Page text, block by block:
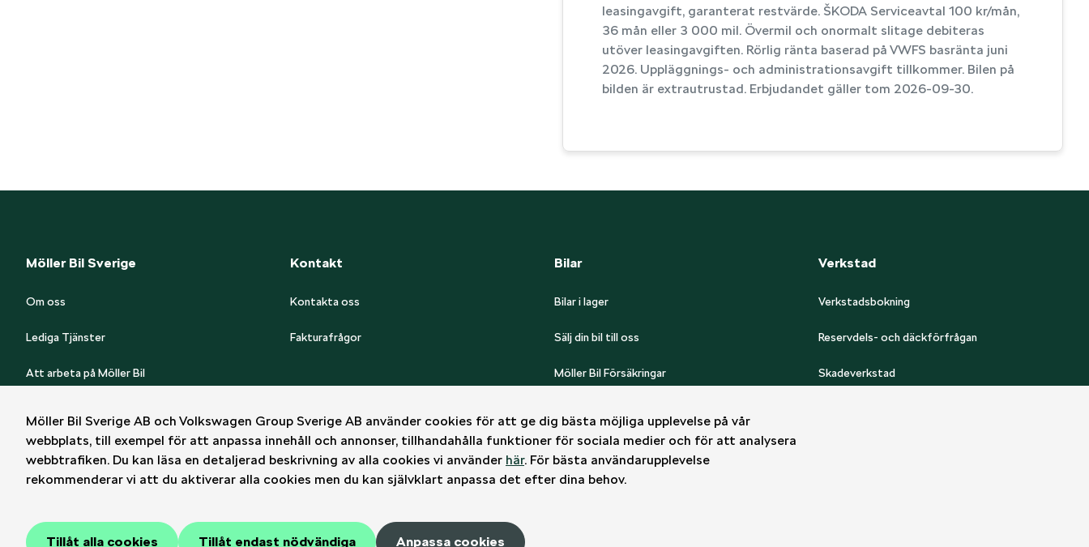
Möller Bil Sverige AB och Volkswagen Group Sverige AB använder cookies för att ge dig bästa möjliga upplevelse på vår
webbplats, till exempel för att anpassa innehåll och annonser, tillhandahålla funktioner för sociala medier och för att analysera
webbtrafiken. Du kan läsa en detaljerad beskrivning av alla cookies vi använder här. För bästa användarupplevelse
rekommenderar vi att du aktiverar alla cookies men du kan självklart anpassa det efter dina behov.
Tillåt alla cookies Tillåt endast nödvändiga Anpassa cookies
leasingavgift, garanterat restvärde. ŠKODA Serviceavtal 100 kr/mån,
36 mån eller 3 000 mil. Övermil och onormalt slitage debiteras
utöver leasingavgiften. Rörlig ränta baserad på VWFS basränta juni
2026. Uppläggnings- och administrationsavgift tillkommer. Bilen på
bilden är extrautrustad. Erbjudandet gäller tom 2026-09-30.
Möller Bil Sverige
Om oss
Lediga Tjänster
Att arbeta på Möller Bil
Visselblåsare
Kontakt
Kontakta oss
Fakturafrågor
Bilar
Bilar i lager
Sälj din bil till oss
Möller Bil Försäkringar
Verkstad
Verkstadsbokning
Reservdels- och däckförfrågan
Skadeverkstad
Juridiskt Integritet Cookies